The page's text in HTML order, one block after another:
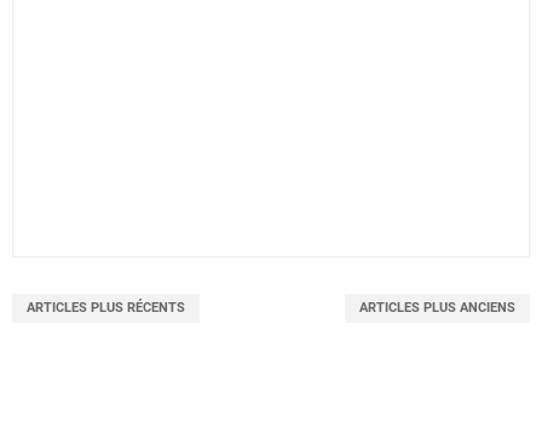
ARTICLES PLUS RÉCENTS ARTICLES PLUS ANCIENS